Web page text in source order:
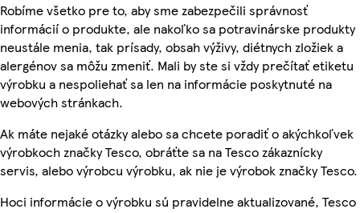
Robíme všetko pre to, aby sme zabezpečili správnosť
informácií o produkte, ale nakoľko sa potravinárske produkty
neustále menia, tak prísady, obsah výživy, diétnych zložiek a
alergénov sa môžu zmeniť. Mali by ste si vždy prečítať etiketu
výrobku a nespoliehať sa len na informácie poskytnuté na
webových stránkach.
Ak máte nejaké otázky alebo sa chcete poradiť o akýchkoľvek
výrobkoch značky Tesco, obráťte sa na Tesco zákaznícky
servis, alebo výrobcu výrobku, ak nie je výrobok značky Tesco.
Hoci informácie o výrobku sú pravidelne aktualizované, Tesco